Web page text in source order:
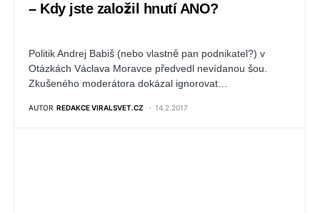
– Kdy jste založil hnutí ANO?
Politik Andrej Babiš (nebo vlastně pan podnikatel?) v
Otázkách Václava Moravce předvedl nevídanou šou.
Zkušeného moderátora dokázal ignorovat…
AUTOR REDAKCE VIRALSVET.CZ 14.2.2017